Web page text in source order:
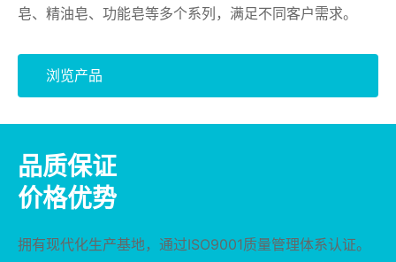
皂、精油皂、功能皂等多个系列，满足不同客户需求。
浏览产品
品质保证
价格优势
拥有现代化生产基地，通过ISO9001质量管理体系认证。